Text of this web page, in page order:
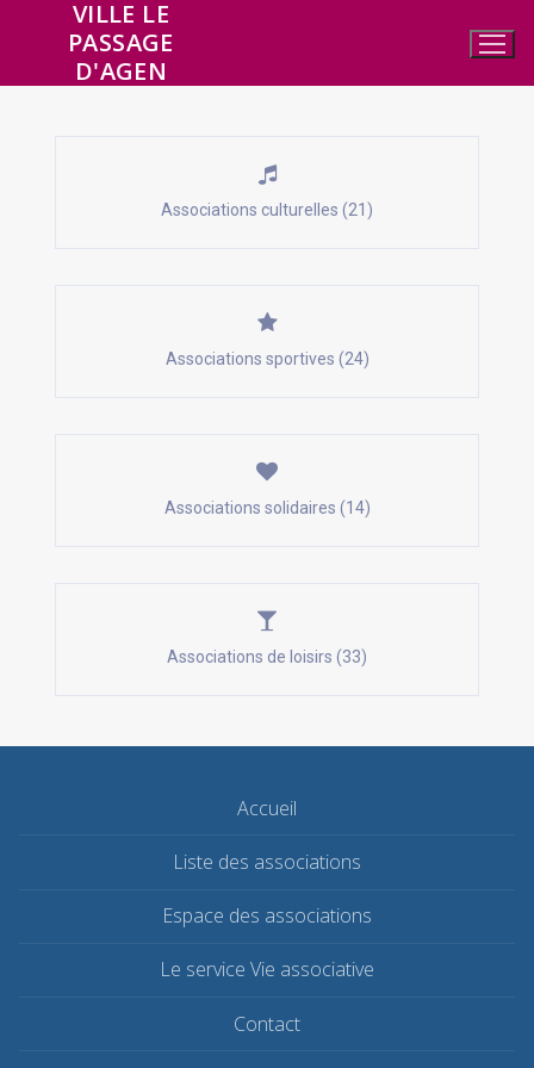
VILLE LE
PASSAGE
D'AGEN
Associations culturelles (21)
Associations sportives (24)
Associations solidaires (14)
Associations de loisirs (33)
Accueil
Liste des associations
Espace des associations
Le service Vie associative
Contact